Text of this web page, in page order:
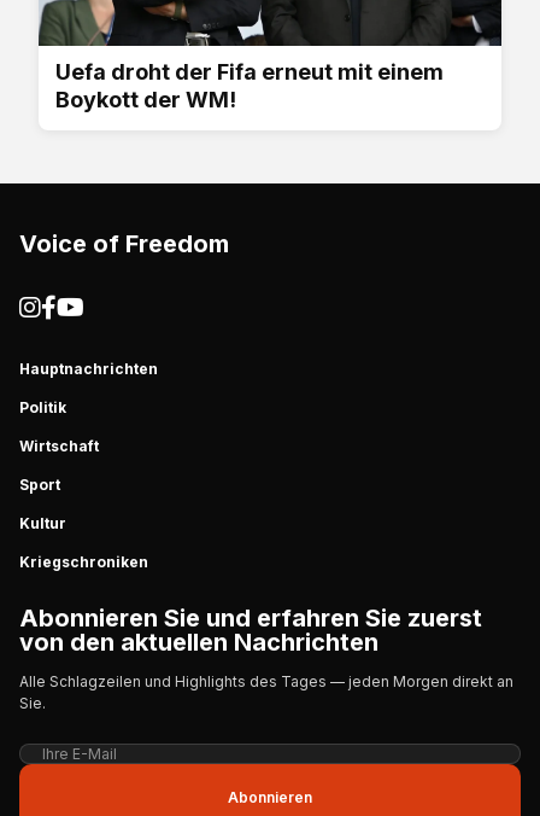
Uefa droht der Fifa erneut mit einem
Boykott der WM!
Voice of Freedom
Hauptnachrichten
Politik
Wirtschaft
Sport
Kultur
Kriegschroniken
Abonnieren Sie und erfahren Sie zuerst
von den aktuellen Nachrichten
Alle Schlagzeilen und Highlights des Tages — jeden Morgen direkt an
Sie.
Abonnieren